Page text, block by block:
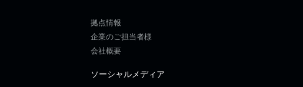
拠点情報
企業のご担当者様
会社概要
ソーシャルメディア